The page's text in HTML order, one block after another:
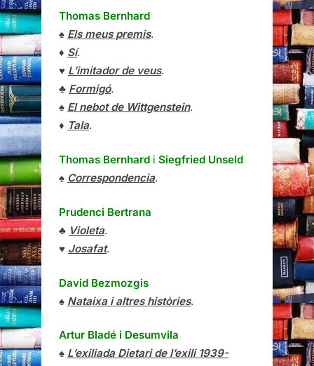
Thomas Bernhard
♠ Els meus premis.
♦ Sí.
♥ L’imitador de veus.
♣ Formigó.
♠ El nebot de Wittgenstein.
♦ Tala.
Thomas Bernhard i Siegfried Unseld
♠ Correspondencia.
Prudenci Bertrana
♣ Violeta.
♥ Josafat.
David Bezmozgis
♠ Nataixa i altres històries.
Artur Bladé i Desumvila
♠ L’exiliada Dietari de l’exili 1939-